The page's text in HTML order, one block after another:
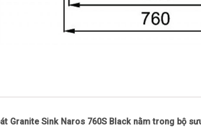
Granite Sink Naros 760S Black nằm trong bộ